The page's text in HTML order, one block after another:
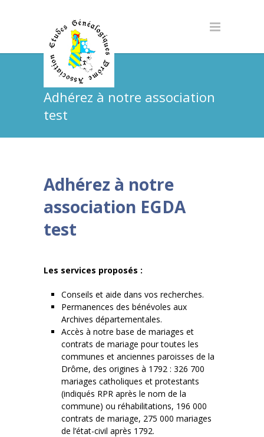
Adhérez à notre association
test
Adhérez à notre
association EGDA
test
Les services proposés :
Conseils et aide dans vos recherches.
Permanences des bénévoles aux
Archives départementales.
Accès à notre base de mariages et
contrats de mariage pour toutes les
communes et anciennes paroisses de la
Drôme, des origines à 1792 : 326 700
mariages catholiques et protestants
(indiqués RPR après le nom de la
commune) ou réhabilitations, 196 000
contrats de mariage, 275 000 mariages
de l’état-civil après 1792.